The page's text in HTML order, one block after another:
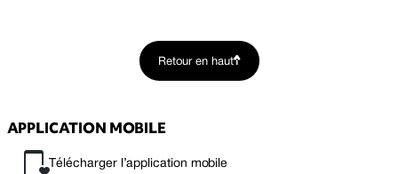
Retour en haut
APPLICATION MOBILE
Télécharger l’application mobile